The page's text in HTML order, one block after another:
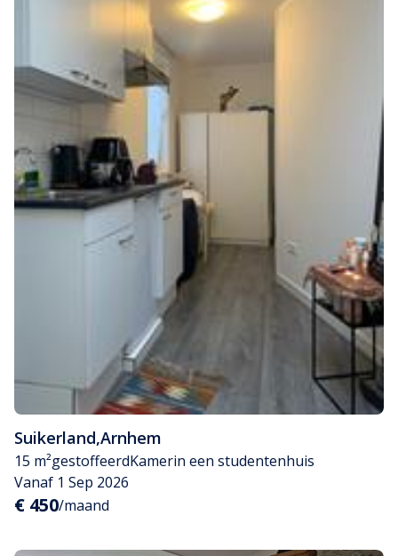
Suikerland,Arnhem
15 m²gestoffeerdKamerin een studentenhuis
Vanaf 1 Sep 2026
€ 450/maand